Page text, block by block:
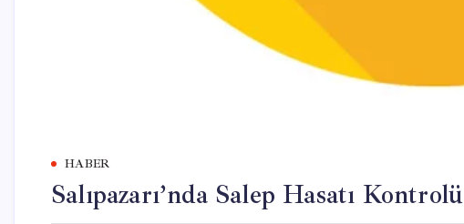
HABER
Salıpazarı’nda Salep Hasatı Kontrolü